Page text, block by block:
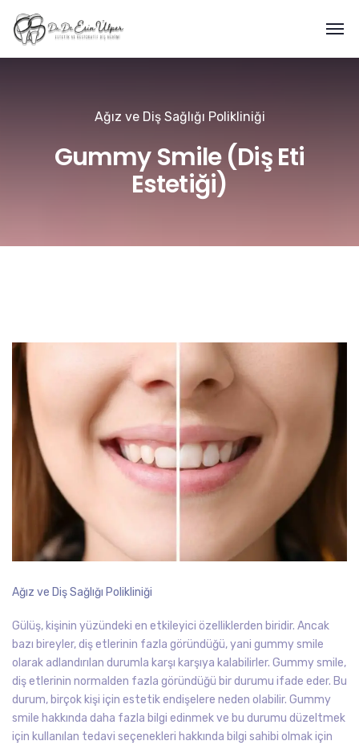
Ağız ve Diş Sağlığı Polikliniği
Gummy Smile (Diş Eti
Estetiği)
Ağız ve Diş Sağlığı Polikliniği
Gülüş, kişinin yüzündeki en etkileyici özelliklerden biridir. Ancak
bazı bireyler, diş etlerinin fazla göründüğü, yani gummy smile
olarak adlandırılan durumla karşı karşıya kalabilirler. Gummy smile,
diş etlerinin normalden fazla göründüğü bir durumu ifade eder. Bu
durum, birçok kişi için estetik endişelere neden olabilir. Gummy
smile hakkında daha fazla bilgi edinmek ve bu durumu düzeltmek
için kullanılan tedavi seçenekleri hakkında bilgi sahibi olmak için